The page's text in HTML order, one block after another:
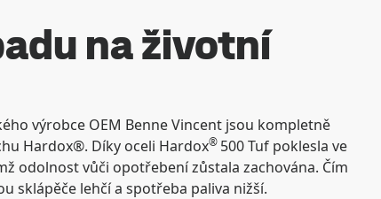
na životní
výrobce OEM Benne Vincent jsou kompletně
Hardox®. Díky oceli Hardox® 500 Tuf poklesla ve
odolnost vůči opotřebení zůstala zachována. Čím
sklápěče lehčí a spotřeba paliva nižší.